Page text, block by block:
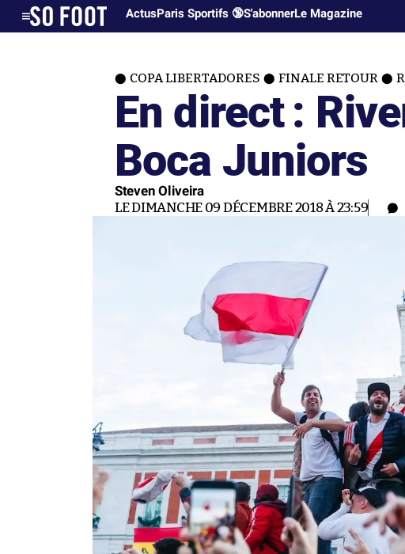
ActusParis Sportifs 🔞S'abonnerLe Magazine
COPA LIBERTADORES FINALE RETOUR
En direct :
Boca Juniors
Steven Oliveira
LE DIMANCHE 09 DÉCEMBRE 2018 À 23:59